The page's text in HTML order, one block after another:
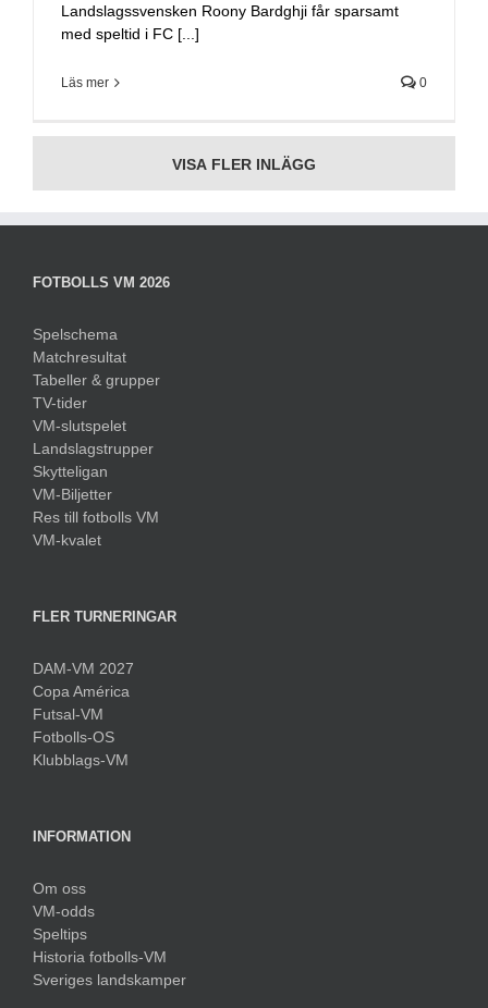
Landslagssvensken Roony Bardghji får sparsamt
med speltid i FC [...]
Läs mer 0
VISA FLER INLÄGG
FOTBOLLS VM 2026
Spelschema
Matchresultat
Tabeller & grupper
TV-tider
VM-slutspelet
Landslagstrupper
Skytteligan
VM-Biljetter
Res till fotbolls VM
VM-kvalet
FLER TURNERINGAR
DAM-VM 2027
Copa América
Futsal-VM
Fotbolls-OS
Klubblags-VM
INFORMATION
Om oss
VM-odds
Speltips
Historia fotbolls-VM
Sveriges landskamper